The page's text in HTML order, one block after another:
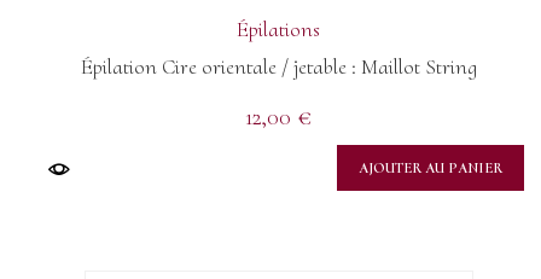
Épilations
Épilation Cire orientale / jetable : Maillot String
12,00 €
AJOUTER AU PANIER